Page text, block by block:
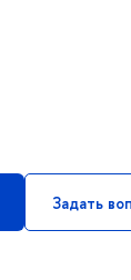
Задать